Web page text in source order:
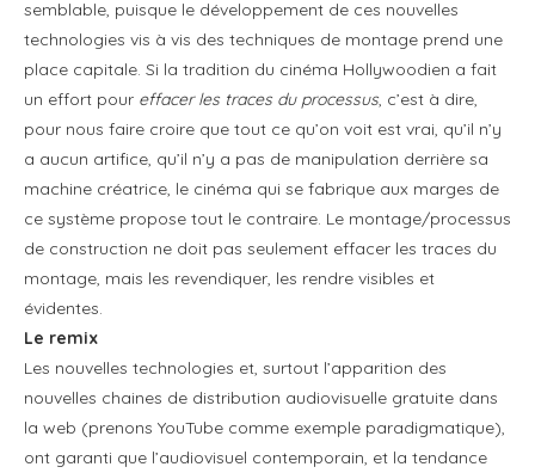
semblable, puisque le développement de ces nouvelles
technologies vis à vis des techniques de montage prend une
place capitale. Si la tradition du cinéma Hollywoodien a fait
un effort pour effacer les traces du processus, c’est à dire,
pour nous faire croire que tout ce qu’on voit est vrai, qu’il n’y
a aucun artifice, qu’il n’y a pas de manipulation derrière sa
machine créatrice, le cinéma qui se fabrique aux marges de
ce système propose tout le contraire. Le montage/processus
de construction ne doit pas seulement effacer les traces du
montage, mais les revendiquer, les rendre visibles et
évidentes.
Le remix
Les nouvelles technologies et, surtout l’apparition des
nouvelles chaines de distribution audiovisuelle gratuite dans
la web (prenons YouTube comme exemple paradigmatique),
ont garanti que l’audiovisuel contemporain, et la tendance